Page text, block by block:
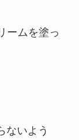
ームを塗っ
ないよう